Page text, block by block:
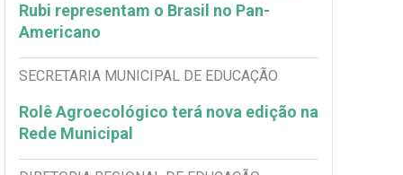
Rubi representam o Brasil no Pan-
Americano
SECRETARIA MUNICIPAL DE EDUCAÇÃO
Rolê Agroecológico terá nova edição na
Rede Municipal